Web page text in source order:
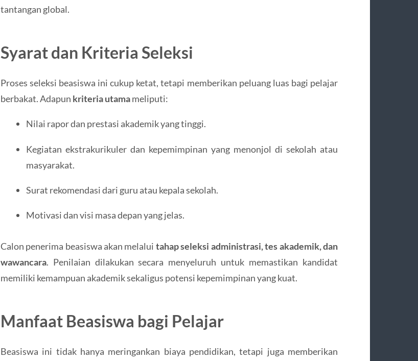
tantangan global.
Syarat dan Kriteria Seleksi
Proses seleksi beasiswa ini cukup ketat, tetapi memberikan peluang luas bagi pelajar
berbakat. Adapun kriteria utamameliputi:
Nilai rapor dan prestasi akademik yang tinggi.
Kegiatan ekstrakurikuler dan kepemimpinan yang menonjol di sekolah atau
masyarakat.
Surat rekomendasi dari guru atau kepala sekolah.
Motivasi dan visi masa depan yang jelas.
Calon penerima beasiswa akan melalui tahap seleksi administrasi, tes akademik, dan
wawancara. Penilaian dilakukan secara menyeluruh untuk memastikan kandidat
memiliki kemampuan akademik sekaligus potensi kepemimpinan yang kuat.
Manfaat Beasiswa bagi Pelajar
Beasiswa ini tidak hanya meringankan biaya pendidikan, tetapi juga memberikan